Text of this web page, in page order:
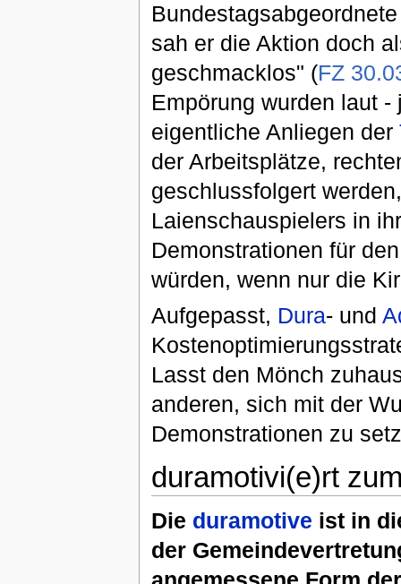
sah er die Aktion doch
geschmacklos" (FZ
Empörung wurden laut
eigentliche Anliegen der
der Arbeitsplätze,
geschlussfolgert
Laienschauspielers in
Demonstrationen für
würden, wenn nur die
Aufgepasst, Dura- und
Lasst den Mönch
anderen, sich mit der
Demonstrationen zu
duramotivi(e)rt
Die duramotive ist in
der